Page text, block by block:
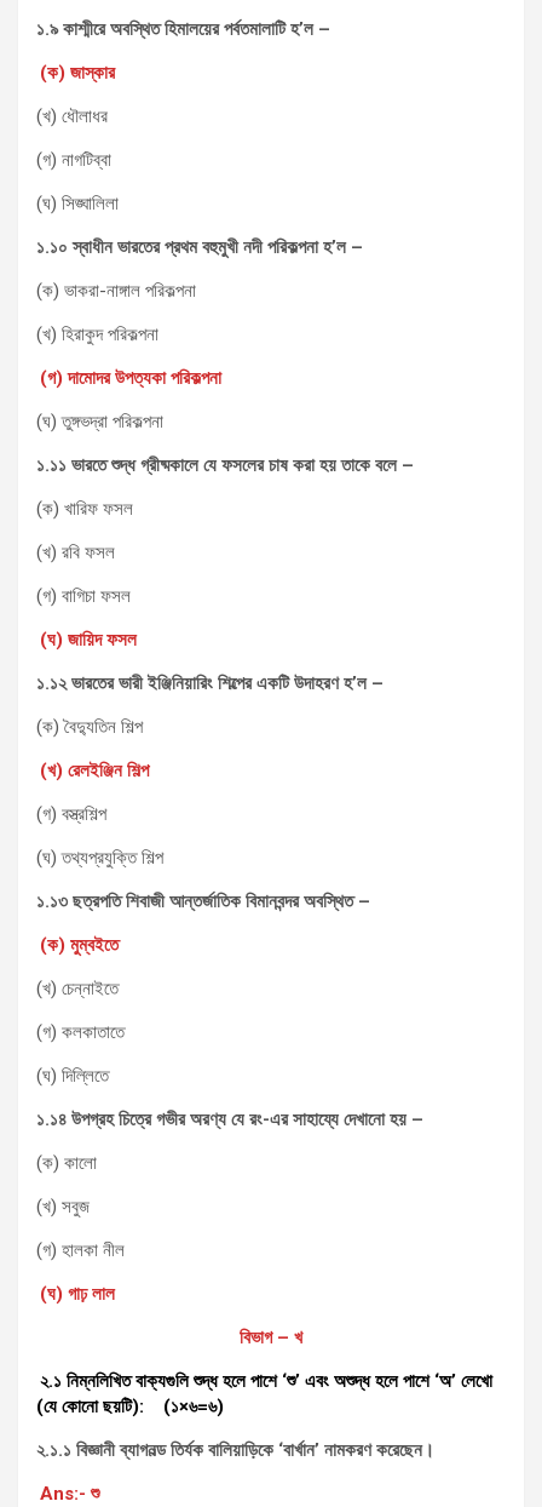
১.৯ কাশ্মীরে অবস্থিত হিমালয়ের পর্বতমালাটি হ’ল –
(ক) জাস্কার
(খ) ধৌলাধর
(গ) নাগটিব্বা
(ঘ) সিঙ্ঘালিলা
১.১০ স্বাধীন ভারতের প্রথম বহুমুখী নদী পরিকল্পনা হ’ল –
(ক) ভাকরা-নাঙ্গাল পরিকল্পনা
(খ) হিরাকুদ পরিকল্পনা
(গ) দামোদর উপত্যকা পরিকল্পনা
(ঘ) তুঙ্গভদ্রা পরিকল্পনা
১.১১ ভারতে শুদ্ধ গ্রীষ্মকালে যে ফসলের চাষ করা হয় তাকে বলে –
(ক) খারিফ ফসল
(খ) রবি ফসল
(গ) বাগিচা ফসল
(ঘ) জায়িদ ফসল
১.১২ ভারতের ভারী ইঞ্জিনিয়ারিং শিল্পের একটি উদাহরণ হ’ল –
(ক) বৈদ্যুতিন শিল্প
(খ) রেলইঞ্জিন শিল্প
(গ) বস্ত্রশিল্প
(ঘ) তথ্যপ্রযুক্তি শিল্প
১.১৩ ছত্রপতি শিবাজী আন্তর্জাতিক বিমানবন্দর অবস্থিত –
(ক) মুম্বইতে
(খ) চেন্নাইতে
(গ) কলকাতাতে
(ঘ) দিল্লিতে
১.১৪ উপগ্রহ চিত্রে গভীর অরণ্য যে রং-এর সাহায্যে দেখানো হয় –
(ক) কালো
(খ) সবুজ
(গ) হালকা নীল
(ঘ) গাঢ় লাল
বিভাগ – খ
২.১ নিম্নলিখিত বাক্যগুলি শুদ্ধ হলে পাশে ‘শু’ এবং অশুদ্ধ হলে পাশে ‘অ’ লেখো
(যে কোনো ছয়টি): (১×৬=৬)
২.১.১ বিজ্ঞানী ব্যাগনল্ড তির্যক বালিয়াড়িকে ‘বার্খান’ নামকরণ করেছেন।
Ans:- শু